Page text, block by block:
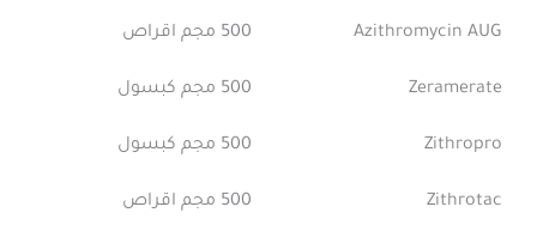
Azithromycin AUG 500 مجم اقراص
Zeramerate 500 مجم كبسول
Zithropro 500 مجم كبسول
Zithrotac 500 مجم اقراص